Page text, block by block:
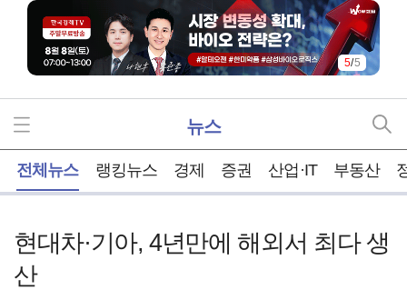
5/5
뉴스
전체뉴스 랭킹뉴스 경제 증권 산업·IT 부동산
현대차·기아, 4년만에 해외서 최다 생
산